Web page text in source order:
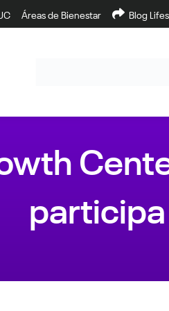
Áreas de Bienestar Blog